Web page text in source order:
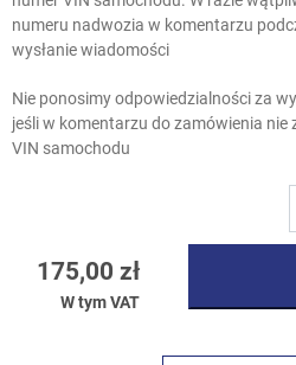
numeru nadwozia w komentarzu
wysłanie wiadomości
Nie ponosimy odpowiedzialności za
jeśli w komentarzu do zamówienia nie
VIN samochodu
175,00 zł
W tym VAT